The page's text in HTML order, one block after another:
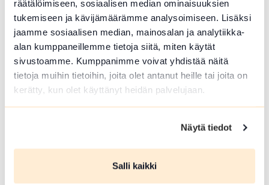
räätälöimiseen, sosiaalisen median ominaisuuksien
tukemiseen ja kävijämäärämme analysoimiseen. Lisäksi
jaamme sosiaalisen median, mainosalan ja analytiikka-
alan kumppaneillemme tietoja siitä, miten käytät
sivustoamme. Kumppanimme voivat yhdistää näitä
tietoja muihin tietoihin, joita olet antanut heille tai joita on
kerätty, kun olet käyttänyt heidän palvelujaan.
Näytä tiedot
Salli kaikki
Metsä ja Luonto-opas Lopella ja
Lue lisää tuotteesta Metsä ja Luonto-opas Lopella ja